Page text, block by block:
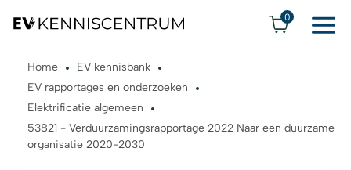
0
Home
EV kennisbank
EV rapportages en onderzoeken
Elektrificatie algemeen
53821 - Verduurzamingsrapportage 2022 Naar een duurzame
organisatie 2020-2030